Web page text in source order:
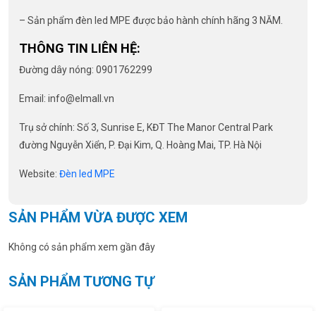
– Sản phẩm đèn led MPE được bảo hành chính hãng 3 NĂM.
THÔNG TIN LIÊN HỆ:
Đường dây nóng: 0901762299
Email: info@elmall.vn
Trụ sở chính: Số 3, Sunrise E, KĐT The Manor Central Park
đường Nguyễn Xiển, P. Đại Kim, Q. Hoàng Mai, TP. Hà Nội
Website: Đèn led MPE
SẢN PHẨM VỪA ĐƯỢC XEM
Không có sản phẩm xem gần đây
SẢN PHẨM TƯƠNG TỰ